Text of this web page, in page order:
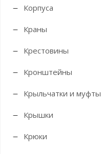
Корпуса
Краны
Крестовины
Кронштейны
Крыльчатки и муфты
Крышки
Крюки